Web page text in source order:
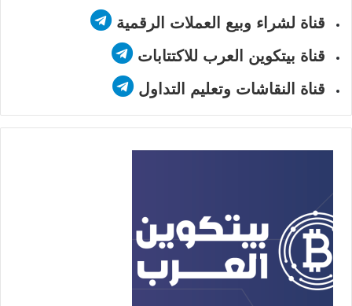
قناة لشراء وبيع العملات الرقمية
قناة بيتكوين العرب للاكتتابات
قناة النقاشات وتعليم التداول